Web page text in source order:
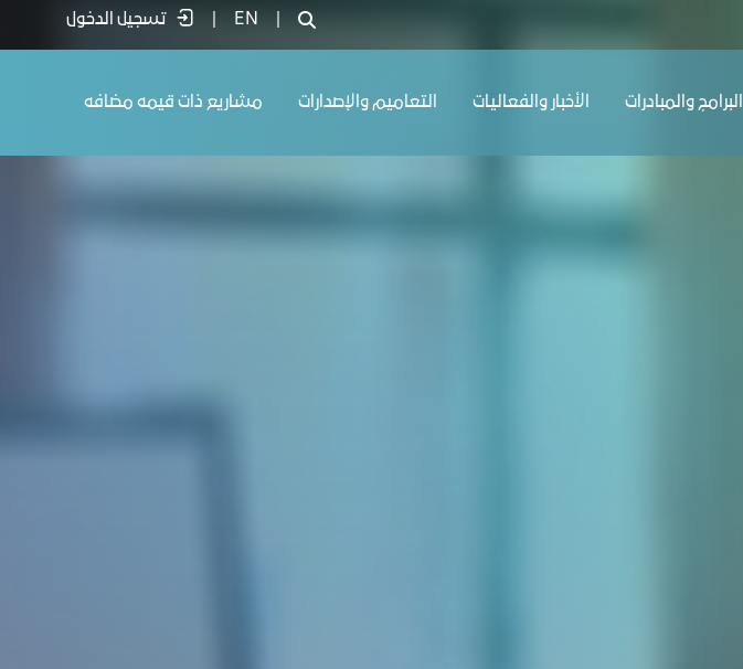
EN تسجيل الدخول
البرامج والمبادرات الأخبار والفعاليات التعاميم والإصدارات مشاريع ذات قيمه مضافه